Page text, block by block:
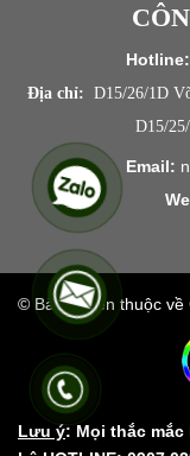
Hotline:
Địa chỉ: D15/26/1D
D15/25/15N
Email:
© Bản quyền thuộc về
Lưu ý: Mọi thắc